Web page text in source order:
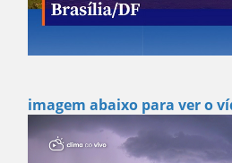
imagem abaixo para ver o